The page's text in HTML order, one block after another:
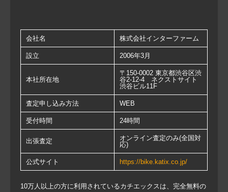
会社名 株式会社インターファーム
設立 2006年3月
本社所在地
〒150-0002 東京都渋谷区渋
谷2-12-4 ネクストサイト
渋谷ビル11F
査定申し込み方法 WEB
受付時間 24時間
出張査定
オンライン査定のみ(全国対
応)
公式サイト https://bike.katix.co.jp/
10万人以上の方に利用されているカチエックスは、完全無料の